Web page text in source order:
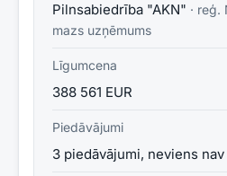
Pilnsabiedrība "AKN" · reģ.
mazs uzņēmums
Līgumcena
388 561 EUR
Piedāvājumi
3 piedāvājumi, neviens